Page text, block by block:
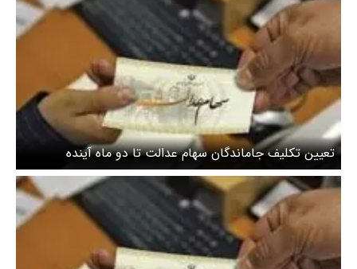
تعیین تکلیف جاماندگان سهام عدالت تا دو ماه آینده